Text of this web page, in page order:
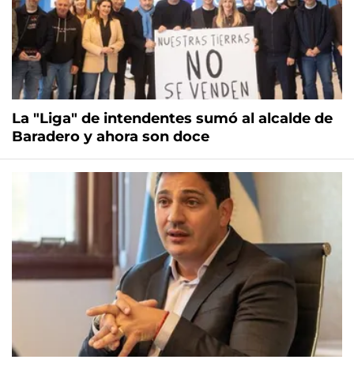
La "Liga" de intendentes sumó al alcalde de
Baradero y ahora son doce